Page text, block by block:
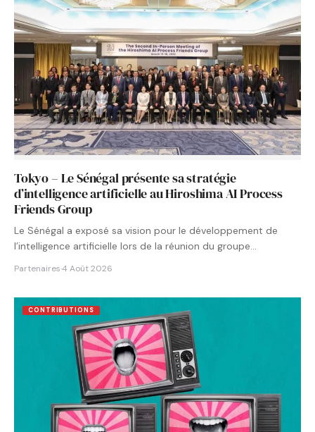
Tokyo – Le Sénégal présente sa stratégie
d’intelligence artificielle au Hiroshima AI Process
Friends Group
Le Sénégal a exposé sa vision pour le développement de
l’intelligence artificielle lors de la réunion du groupe…
Partenaires·4 Août 2026
CONTRIBUTIONS